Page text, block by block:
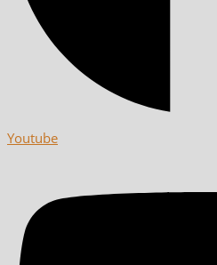
Youtube